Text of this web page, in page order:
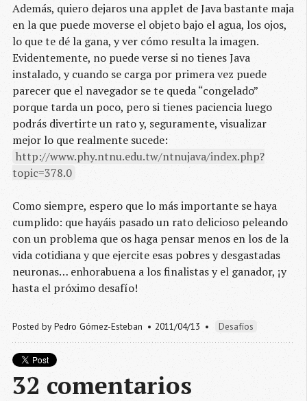
Además, quiero dejaros una applet de Java bastante maja
en la que puede moverse el objeto bajo el agua, los ojos,
lo que te dé la gana, y ver cómo resulta la imagen.
Evidentemente, no puede verse si no tienes Java
instalado, y cuando se carga por primera vez puede
parecer que el navegador se te queda “congelado”
porque tarda un poco, pero si tienes paciencia luego
podrás divertirte un rato y, seguramente, visualizar
mejor lo que realmente sucede:
http://www.phy.ntnu.edu.tw/ntnujava/index.php?
topic=378.0
Como siempre, espero que lo más importante se haya
cumplido: que hayáis pasado un rato delicioso peleando
con un problema que os haga pensar menos en los de la
vida cotidiana y que ejercite esas pobres y desgastadas
neuronas… enhorabuena a los finalistas y el ganador, ¡y
hasta el próximo desafío!
Posted by Pedro Gómez-Esteban 2011/04/13 Desafíos
32 comentarios